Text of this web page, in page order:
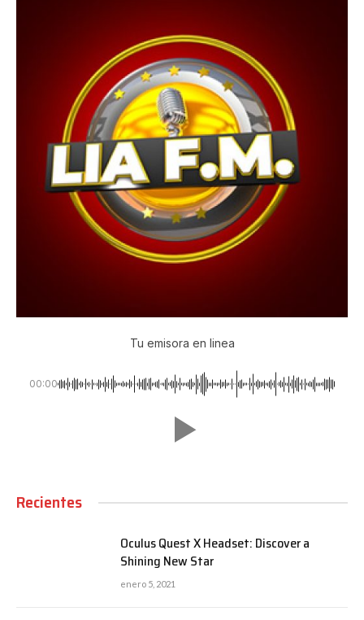
Tu emisora en linea
00:00
Recientes
Oculus Quest X Headset: Discover a
Shining New Star
enero 5, 2021